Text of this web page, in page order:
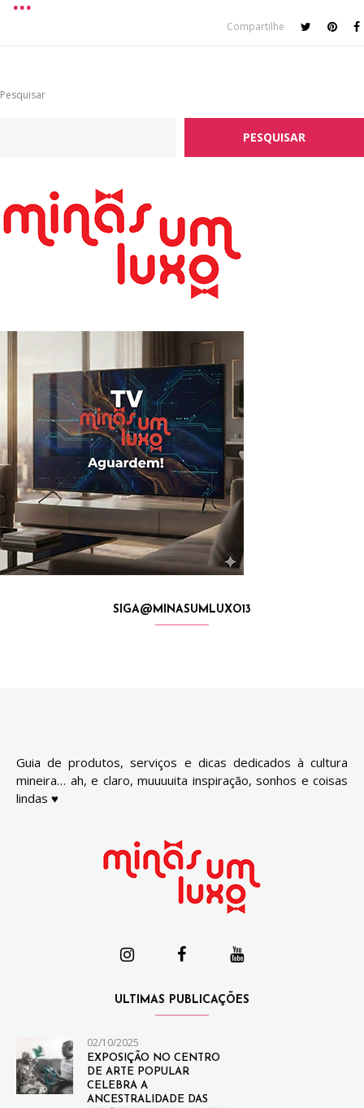
Compartilhe
Pesquisar
PESQUISAR
SIGA@MINASUMLUXO13
Guia de produtos, serviços e dicas dedicados à cultura
mineira… ah, e claro, muuuuita inspiração, sonhos e coisas
lindas ♥
ULTIMAS PUBLICAÇÕES
02/10/2025
EXPOSIÇÃO NO CENTRO
DE ARTE POPULAR
CELEBRA A
ANCESTRALIDADE DAS